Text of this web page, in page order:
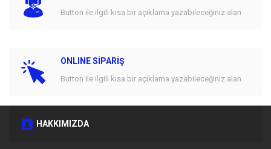
Button ile ilgili kısa bir açıklama yazabileceğiniz alan
ONLINE SİPARİŞ
Button ile ilgili kısa bir açıklama yazabileceğiniz alan
HAKKIMIZDA